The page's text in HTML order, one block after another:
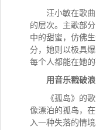
汪小敏在歌
的层次。主歌部
中的甜蜜，仿佛
分，她则以极具
每个人都能在她
用音乐戳破
《孤岛》的
像漂泊的孤岛，
入一种失落的情